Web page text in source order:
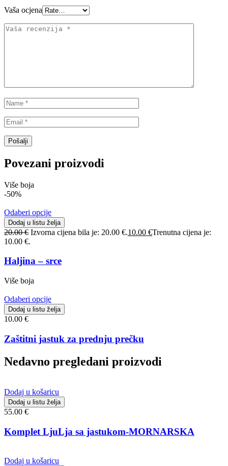
Vaša ocjena
Povezani proizvodi
Više boja
-50%
Odaberi opcije
Dodaj u listu želja
20.00€ Izvorna cijena bila je: 20.00 €.10.00 €Trenutna cijena je:
10.00 €.
Haljina – srce
Više boja
Odaberi opcije
Dodaj u listu želja
10.00 €
Zaštitni jastuk za prednju prečku
Nedavno pregledani proizvodi
Dodaj u košaricu
Dodaj u listu želja
55.00 €
Komplet LjuLja sa jastukom-MORNARSKA
Dodaj u košaricu